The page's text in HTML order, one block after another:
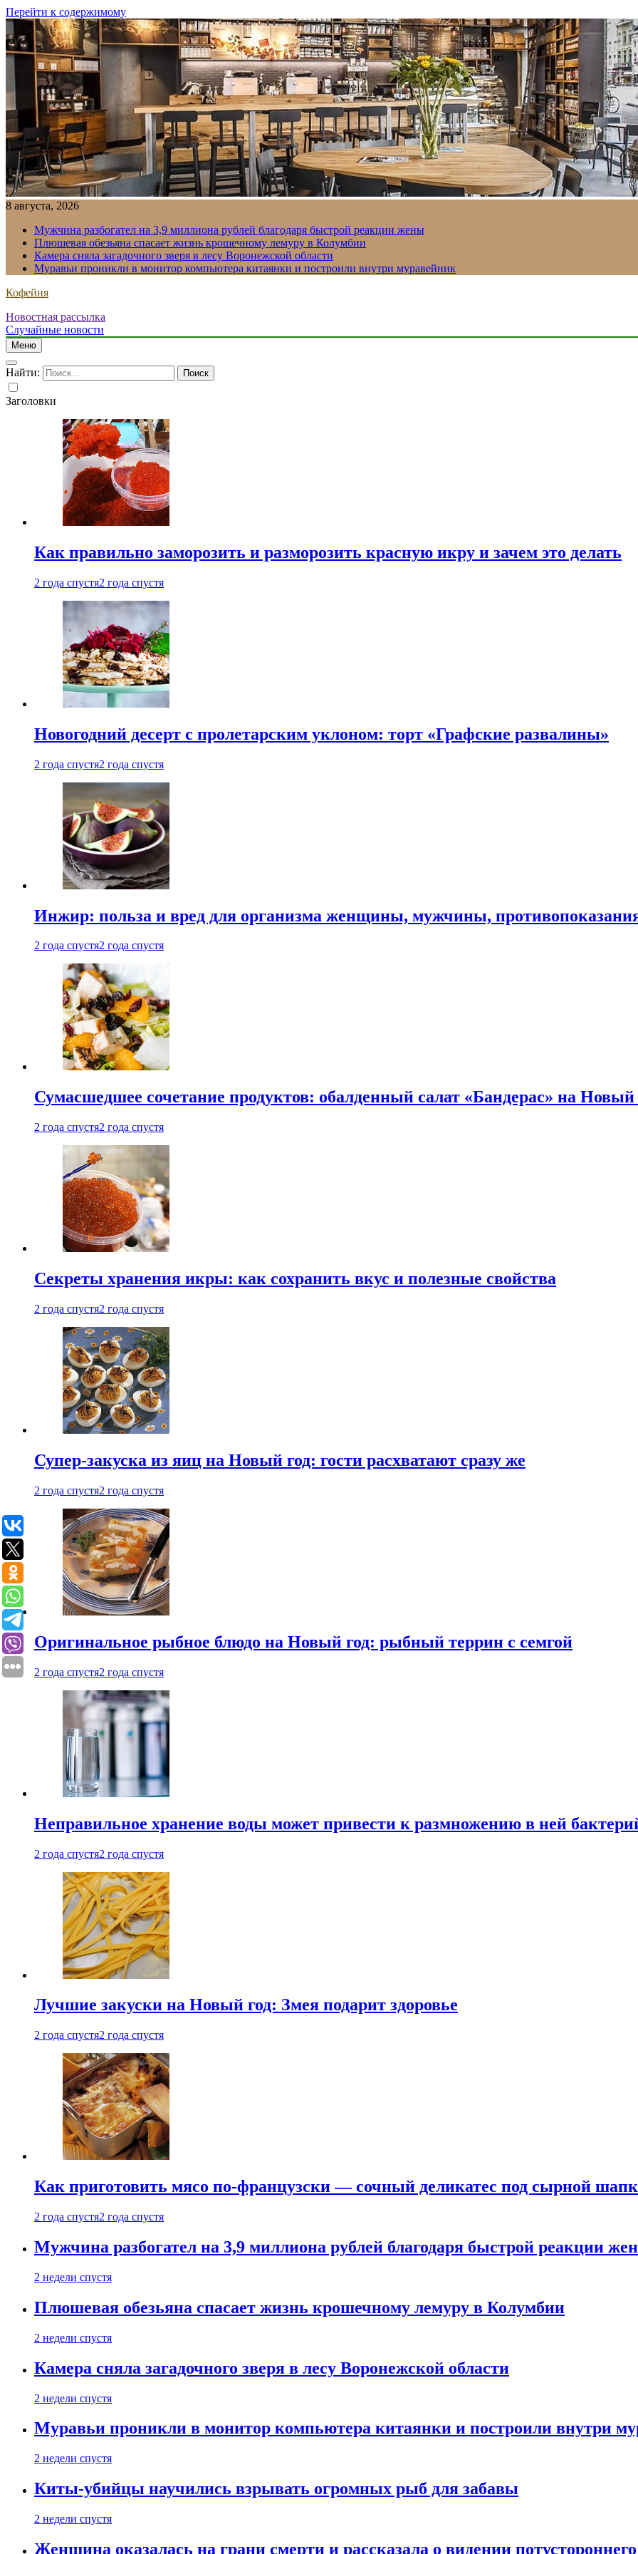
Перейти к содержимому
8 августа, 2026
Мужчина разбогател на 3,9 миллиона рублей благодаря быстрой реакции жены
Плюшевая обезьяна спасает жизнь крошечному лемуру в Колумбии
Камера сняла загадочного зверя в лесу Воронежской области
Муравьи проникли в монитор компьютера китаянки и построили внутри муравейник
Кофейня
Новостная рассылка
Случайные новости
Меню
Найти:
Заголовки
Как правильно заморозить и разморозить красную икру и зачем это делать
2 года спустя2 года спустя
Новогодний десерт с пролетарским уклоном: торт «Графские развалины»
2 года спустя2 года спустя
Инжир: польза и вред для организма женщины, мужчины,
2 года спустя2 года спустя
Сумасшедшее сочетание продуктов: обалденный салат «Бандерас» на Новый
2 года спустя2 года спустя
Секреты хранения икры: как сохранить вкус и полезные свойства
2 года спустя2 года спустя
Супер-закуска из яиц на Новый год: гости расхватают сразу же
2 года спустя2 года спустя
Оригинальное рыбное блюдо на Новый год: рыбный террин с семгой
2 года спустя2 года спустя
Неправильное хранение воды может привести к размножению в ней
2 года спустя2 года спустя
Лучшие закуски на Новый год: Змея подарит здоровье
2 года спустя2 года спустя
Как приготовить мясо по-французски — сочный деликатес под сырной
2 года спустя2 года спустя
Мужчина разбогател на 3,9 миллиона рублей благодаря быстрой реакции
2 недели спустя
Плюшевая обезьяна спасает жизнь крошечному лемуру в Колумбии
2 недели спустя
Камера сняла загадочного зверя в лесу Воронежской области
2 недели спустя
Муравьи проникли в монитор компьютера китаянки и построили внутри
2 недели спустя
Киты-убийцы научились взрывать огромных рыб для забавы
2 недели спустя
Женщина оказалась на грани смерти и рассказала о видении